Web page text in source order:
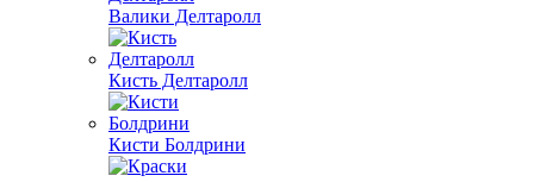
Валики Делтаролл
Кисть Делтаролл
Кисти Болдрини